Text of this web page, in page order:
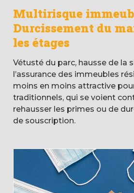
Multirisque
Durcissement du
les étages
Vétusté du parc, hausse de la
l’assurance des immeubles
moins en moins attractive
traditionnels, qui se voient
rehausser les primes ou de
de souscription.